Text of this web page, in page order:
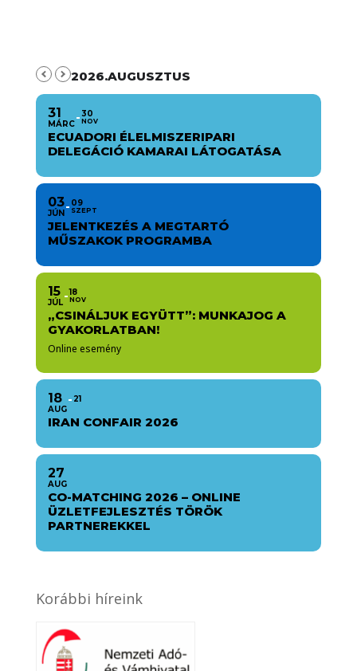
2026.AUGUSZTUS
31
MÁRC
30
NOV
ECUADORI ÉLELMISZERIPARI
DELEGÁCIÓ KAMARAI LÁTOGATÁSA
03
JÚN
09
SZEPT
JELENTKEZÉS A MEGTARTÓ
MŰSZAKOK PROGRAMBA
15
JÚL
18
NOV
„CSINÁLJUK EGYÜTT”: MUNKAJOG A
GYAKORLATBAN!
Online esemény
18
AUG
21
IRAN CONFAIR 2026
27
AUG
CO-MATCHING 2026 – ONLINE
ÜZLETFEJLESZTÉS TÖRÖK
PARTNEREKKEL
Korábbi híreink